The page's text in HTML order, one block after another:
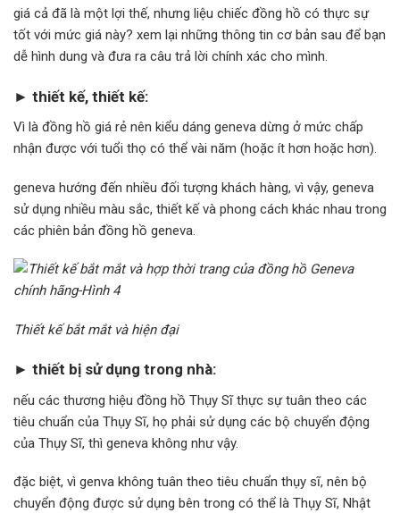
giá cả đã là một lợi thế, nhưng liệu chiếc đồng hồ có thực sự
tốt với mức giá này? xem lại những thông tin cơ bản sau để bạn
dễ hình dung và đưa ra câu trả lời chính xác cho mình.
► thiết kế, thiết kế:
Vì là đồng hồ giá rẻ nên kiểu dáng geneva dừng ở mức chấp
nhận được với tuổi thọ có thể vài năm (hoặc ít hơn hoặc hơn).
geneva hướng đến nhiều đối tượng khách hàng, vì vậy, geneva
sử dụng nhiều màu sắc, thiết kế và phong cách khác nhau trong
các phiên bản đồng hồ geneva.
Thiết kế bắt mắt và hiện đại
► thiết bị sử dụng trong nhà:
nếu các thương hiệu đồng hồ Thụy Sĩ thực sự tuân theo các
tiêu chuẩn của Thụy Sĩ, họ phải sử dụng các bộ chuyển động
của Thụy Sĩ, thì geneva không như vậy.
đặc biệt, vì genva không tuân theo tiêu chuẩn thụy sĩ, nên bộ
chuyển động được sử dụng bên trong có thể là Thụy Sĩ, Nhật